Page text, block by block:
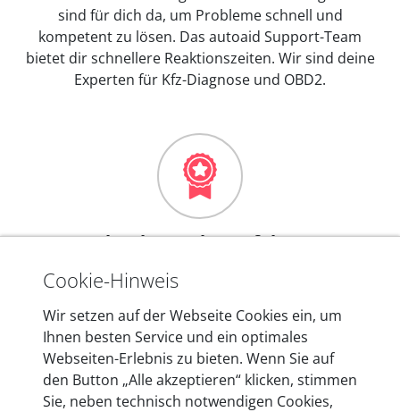
sind für dich da, um Probleme schnell und
kompetent zu lösen. Das autoaid Support-Team
bietet dir schnellere Reaktionszeiten. Wir sind deine
Experten für Kfz-Diagnose und OBD2.
Mehr als 10 Jahre Erfahrung
In den Kfz-Diagnosegeräten von autoaid stecken
entwickeln wir unsere Produkte am Standort in
Berlin laufend weiter. Auf diese Qualität vertrauen
heute mehr als 60.000 Privatkunden und
Unternehmen.
Cookie-Hinweis
Wir setzen auf der Webseite Cookies ein, um
Ihnen besten Service und ein optimales
Webseiten-Erlebnis zu bieten. Wenn Sie auf
den Button „Alle akzeptieren“ klicken, stimmen
Sie, neben technisch notwendigen Cookies,